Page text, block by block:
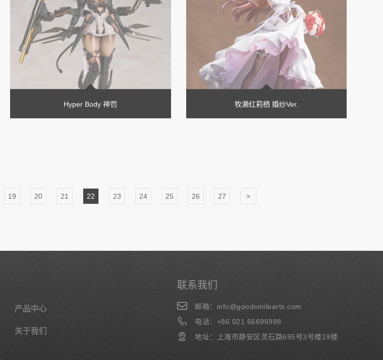
Hyper Body 神罚 牧濑红莉栖 婚纱Ver.
19 20 21 22 23 24 25 26 27 >
产品中心
关于我们
联系我们
邮箱：info@goodsmilearts.com
电话：+86 021 66696988
地址：上海市静安区灵石路695号3号楼19楼